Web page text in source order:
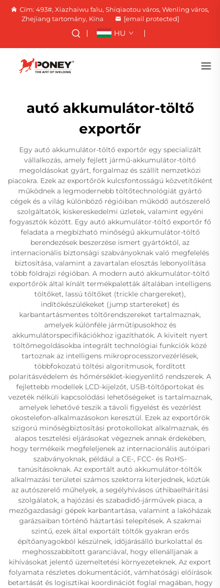
Cím: 493#, Xiazhaiwu falu, Shiqiaotou város, Wenling város,
Zhejiang tartomány, Kína
[email protected]
HU
autó akkumulátor-töltő
exportőr
Egy autó akkumulátor-töltő exportőr egy specializált
vállalkozás, amely fejlett jármű-akkumulátor-töltő
megoldásokat gyárt, forgalmaz és szállít nemzetközi
piacokra. Ezek az exportőrök kulcsfontosságú közvetítőként
működnek a legmodernebb töltőtechnológiát gyártó
cégek és a világ különböző régióiban működő autószerelő
szolgáltatók, kiskereskedelmi üzletek, valamint egyéni
fogyasztók között. Egy autó akkumulátor-töltő exportőr fő
feladata a megbízható minőségű akkumulátor-töltő
berendezések beszerzése ismert gyártóktól, az
internacionális biztonsági szabványoknak való megfelelés
biztosítása, valamint a zavartalan elosztás lebonyolítása
több földrajzi régióban. A modern autó akkumulátor-töltő
exportőrök által kínált termékpaletták általában intelligens
töltőket, lassú töltőket (trickle chargereket),
indítókészülékeket (jump startereket) és
karbantartásmentes töltőrendszereket tartalmaznak,
amelyek különféle járműtípusokhoz és
akkumulátorspecifikációkhoz igazíthatók. A kivitelt nyert
töltőmegoldásokba integrált technológiai funkciók közé
tartoznak az intelligens mikroprocesszorvezérlések,
többfokozatú töltési algoritmusok, fordított
polaritásvédelem és hőmérséklet-kiegyenlítő rendszerek. A
fejlettebb modellek LCD-kijelzőt, USB-töltőportokat és
vezeték nélküli kapcsolódási lehetőségeket is tartalmaznak,
amelyek lehetővé teszik a távoli figyelést és vezérlést
okostelefon-alkalmazásokon keresztül. Ezek az exportőrök
szigorú minőségbiztosítási protokollokat alkalmaznak, és
alapos tesztelési eljárásokat végeznek annak érdekében,
hogy termékeik megfeleljenek az internacionális autóipari
szabványoknak, például a CE-, FCC- és RoHS-
tanúsításoknak. Az exportált autó akkumulátor-töltők
alkalmazási területei számos szektorra kiterjednek, köztük
az autószerelő műhelyek, a segélyhívásos úthibaelhárítási
szolgálatok, a hajózási és szabadidő-járművek piaca, a
mezőgazdasági gépek karbantartása, valamint a lakóházak
garázsaiban történő háztartási telepítések. A szakmai
szintű, ezek által exportált töltők gyakran erős
építőanyagokból készülnek, időjárásálló burkolattal és
meghosszabbított garanciával, hogy ellenálljanak a
kihívásokat jelentő üzemeltetési környezeteknek. Az export
folyamata részletes dokumentációt, vámhatósági előírások
betartását és logisztikai koordinációt foglal magában, hogy